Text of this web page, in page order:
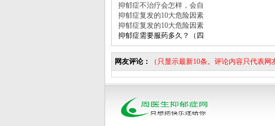
抑郁症不治疗会怎样，会自
抑郁症复发的10大危险因素
抑郁症复发的10大危险因素
抑郁症需要服药多久？（四
网友评论： （只显示最新10条。评论内容只代表网